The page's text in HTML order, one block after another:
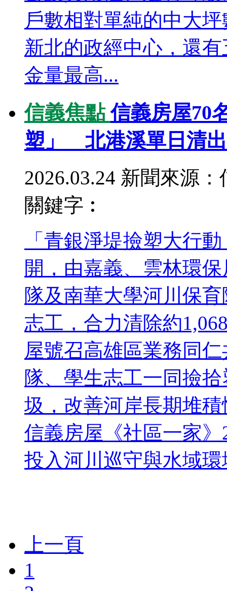
戶數相對單純的中大
新北的政經中心，還
金量最高...
信義焦點信義房屋70
塑」 北港溪單日清
2026.03.24 新聞來源：
關鍵字︰
「青銀淨堤撿塑大行
開，由嘉義、雲林環
隊及南華大學河川保
志工，合力清除約
屋號召高雄區業務同
隊、學生志工一同撿
圾，改善河岸長期堆
信義房屋《社區一家
投入河川巡守與水域
上一頁
1